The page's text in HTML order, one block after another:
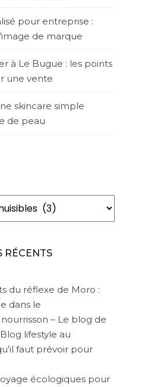
pour entreprise :
de marque
à Le Bugue : les points
une vente
skincare simple
de peau
RÉCENTS
du réflexe de Moro :
dans le
– Le blog de
lifestyle au
faut prévoir pour
écologiques pour